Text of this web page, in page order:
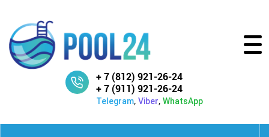
+ 7 (812) 921-26-24
+ 7 (911) 921-26-24
Telegram, Viber, WhatsApp